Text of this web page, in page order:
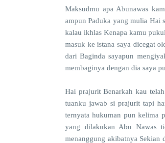
Maksudmu apa Abunawas
ampun Paduka yang mulia Hai
kalau ikhlas Kenapa kamu
masuk ke istana saya dicegat
dari Baginda sayapun
membaginya dengan dia saya
Hai prajurit Benarkah kau
tuanku jawab si prajurit tapi
ternyata hukuman pun kelima
yang dilakukan Abu Nawas
menanggung akibatnya